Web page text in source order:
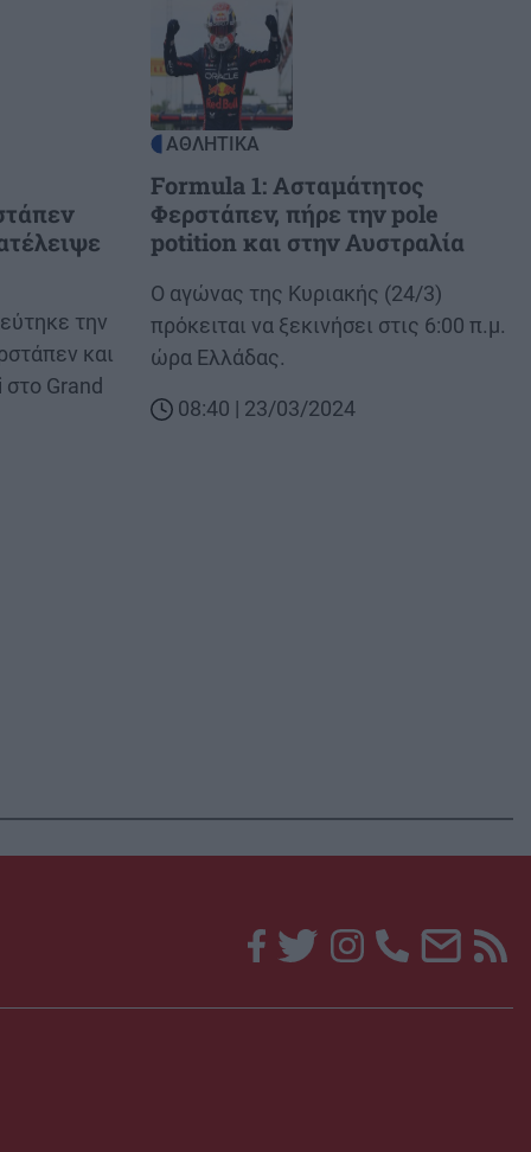
την
και
στο Grand
ΑΘΛΗΤΙΚΑ
Formula 1: Ασταμάτητος
Φερστάπεν, πήρε την pole
potition και στην Αυστραλία
Body
Ο αγώνας της Κυριακής (24/3)
πρόκειται να ξεκινήσει στις 6:00 π.μ.
ώρα Ελλάδας.
08:40 | 23/03/2024